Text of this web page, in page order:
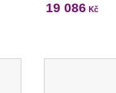
19 086 Kč